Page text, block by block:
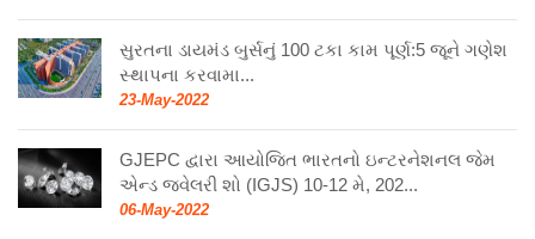
સુરતના ડાયમંડ બુર્સનું 100 ટકા કામ પૂર્ણ:5 જૂને ગણેશ
સ્થાપના કરવામા...
23-May-2022
GJEPC દ્વારા આયોજિત ભારતનો ઇન્ટરનેશનલ જેમ
એન્ડ જ્વેલરી શો (IGJS) 10-12 મે, 202...
06-May-2022